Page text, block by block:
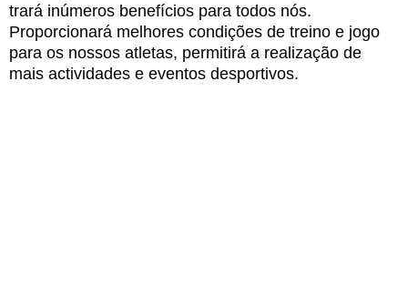
trará inúmeros benefícios para todos nós.
Proporcionará melhores condições de treino e jogo
para os nossos atletas, permitirá a realização de
mais actividades e eventos desportivos.